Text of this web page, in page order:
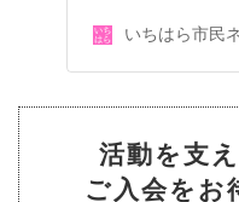
いちはら市民
活動を支
ご入会をお